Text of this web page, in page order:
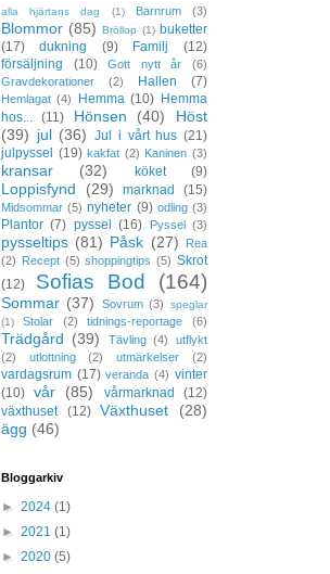
alla hjärtans dag (1) Barnrum (3)
Blommor (85) Bröllop (1) buketter
(17)
dukning (9) Familj
(12)
försäljning
(10) Gott nytt år
(6)
Gravdekorationer
(2) Hallen (7)
Hemlagat (4) Hemma (10) Hemma
hos...
(11) Hönsen (40)
Höst
(39) jul (36) Jul i vårt hus (21)
julpyssel
(19) kakfat (2) Kaninen (3)
kransar (32) köket (9)
Loppisfynd (29) marknad (15)
Midsommar (5) nyheter (9) odling (3)
Plantor (7) pyssel (16) Pyssel (3)
pysseltips (81) Påsk (27)
Rea
(2) Recept (5) shoppingtips (5) Skrot
(12)
Sofias Bod (164)
Sommar (37) Sovrum (3)
speglar
(1)
Stolar (2) tidnings-reportage (6)
Trädgård (39) Tävling (4)
utflykt
(2)
utlottning (2) utmärkelser (2)
vardagsrum (17) veranda (4) vinter
(10) vår (85) vårmarknad
(12)
växthuset
(12) Växthuset
(28)
ägg (46)
Bloggarkiv
► 2024 (1)
► 2021 (1)
► 2020 (5)